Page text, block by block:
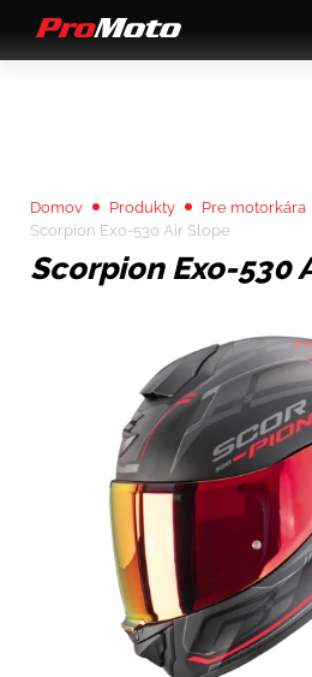
Domov Produkty
Pre motorkára
Scorpion Exo-530 Air Slope
Scorpion Exo-530